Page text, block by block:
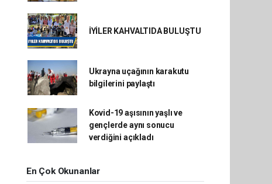
İYİLER KAHVALTIDA BULUŞTU
Ukrayna uçağının karakutu
bilgilerini paylaştı
Kovid-19 aşısının yaşlı ve
gençlerde aynı sonucu
verdiğini açıkladı
En Çok Okunanlar